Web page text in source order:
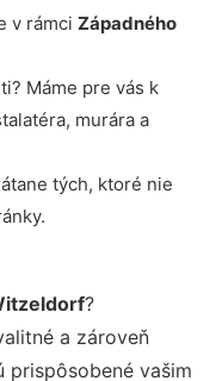
v rámci Západného
Máme pre vás k
murára a
tých, ktoré nie
?
a zároveň
prispôsobené vašim